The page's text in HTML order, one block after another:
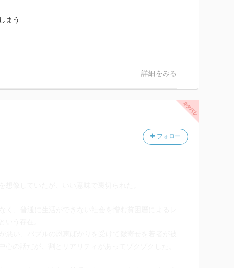
まう…
詳細をみる
フォロー